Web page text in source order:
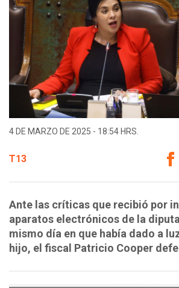
4 DE MARZO DE 2025 - 18:54 HRS.
T13
Ante las críticas que recibió por
aparatos electrónicos de la
mismo día en que había dado a
hijo, el fiscal Patricio Cooper